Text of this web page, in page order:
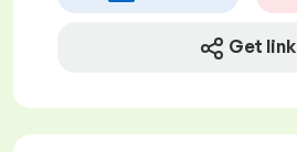
Get link